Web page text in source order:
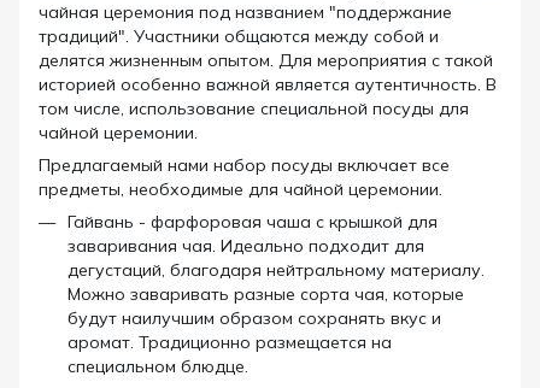
чайная церемония под названием "поддержание
традиций". Участники общаются между собой и
делятся жизненным опытом. Для мероприятия с такой
историей особенно важной является аутентичность. В
том числе, использование специальной посуды для
чайной церемонии.
Предлагаемый нами набор посуды включает все
предметы, необходимые для чайной церемонии.
Гайвань - фарфоровая чаша с крышкой для
заваривания чая. Идеально подходит для
дегустаций, благодаря нейтральному материалу.
Можно заваривать разные сорта чая, которые
будут наилучшим образом сохранять вкус и
аромат. Традиционно размещается на
специальном блюдце.